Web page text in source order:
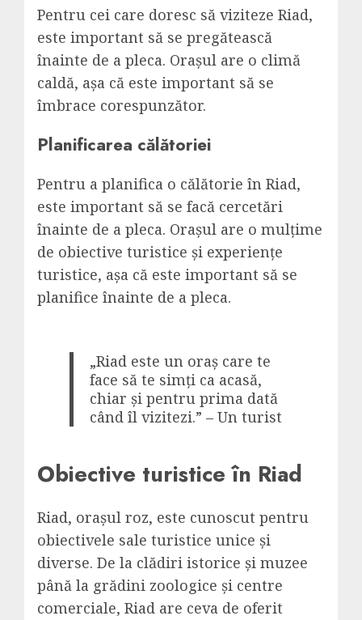
Pentru cei care doresc să viziteze Riad,
este important să se pregătească
înainte de a pleca. Orașul are o climă
caldă, așa că este important să se
îmbrace corespunzător.
Planificarea călătoriei
Pentru a planifica o călătorie în Riad,
este important să se facă cercetări
înainte de a pleca. Orașul are o mulțime
de obiective turistice și experiențe
turistice, așa că este important să se
planifice înainte de a pleca.
„Riad este un oraș care te
face să te simți ca acasă,
chiar și pentru prima dată
când îl vizitezi.” – Un turist
Obiective turistice în Riad
Riad, orașul roz, este cunoscut pentru
obiectivele sale turistice unice și
diverse. De la clădiri istorice și muzee
până la grădini zoologice și centre
comerciale, Riad are ceva de oferit